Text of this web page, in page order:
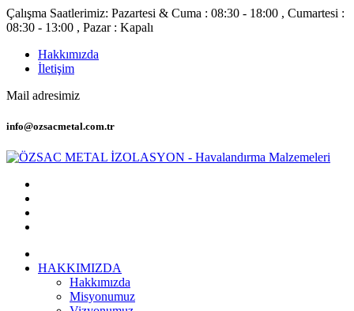
Çalışma Saatlerimiz: Pazartesi & Cuma : 08:30 - 18:00 , Cumartesi :
08:30 - 13:00 , Pazar : Kapalı
Hakkımızda
İletişim
Mail adresimiz
info@ozsacmetal.com.tr
HAKKIMIZDA
Hakkımızda
Misyonumuz